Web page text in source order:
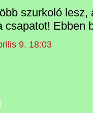
szurkoló lesz,
csapatot! Ebben
9. 18:03